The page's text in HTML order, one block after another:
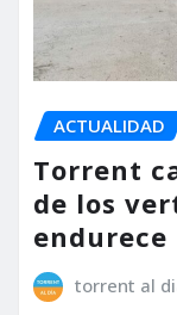
ACTUALIDAD
Torrent
de los
endurece
torrent al